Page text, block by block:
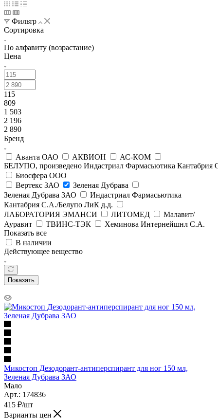
Фильтр
Сортировка
По алфавиту (возрастание)
Цена
115
809
1 503
2 196
2 890
Бренд
Аванта ОАО АКВИОН
АС-КОМ
БЕЛУПО, произведено Индастриал Фармасьютика Кантабрия
Биосфера ООО
Вертекс ЗАО
Зеленая Дубрава
Зеленая Дубрава ЗАО
Индастриал Фармасьютика
Кантабрия С.А./Белупо ЛиК д.д.
ЛАБОРАТОРИЯ ЭМАНСИ
ЛИТОМЕД
Малавит/
Ауравит
ТВИНС-ТЭК
Хеминова Интернейшнл С.А.
Показать все
В наличии
Действующее вещество
Показать
Микостоп Дезодорант-антиперспирант для ног 150 мл,
Зеленая Дубрава ЗАО
Мало
Арт.: 174836
415 ₽/шт
Варианты цен